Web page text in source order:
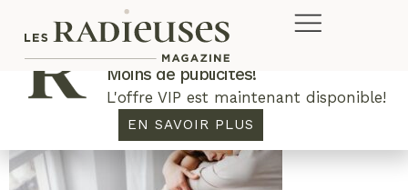
Plus de concours. Plus de rabais.
Moins de publicités!
L'offre VIP est maintenant disponible!
EN SAVOIR PLUS